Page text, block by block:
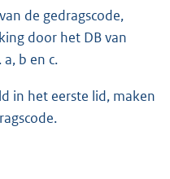
de gedragscode,
door het DB van
b en c.
in het eerste lid, maken